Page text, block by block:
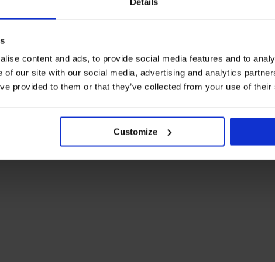
Details
content and ads, to provide social media features and to
of our site with our social media, advertising and analytics
provided to them or that they’ve collected from your use of
Customize